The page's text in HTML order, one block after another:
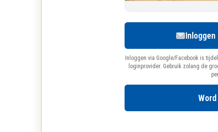
Inloggen via Google/Facebook is
loginprovider. Gebruik zolang de